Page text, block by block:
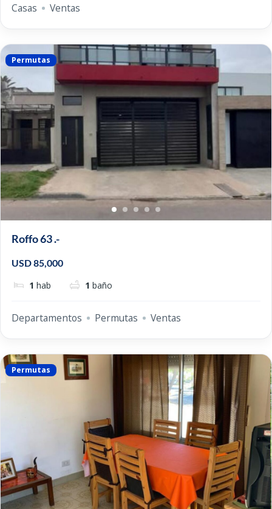
Casas Ventas
Permutas
Roffo 63 .-
USD 85,000
1 hab 1 baño
Departamentos Permutas Ventas
Permutas